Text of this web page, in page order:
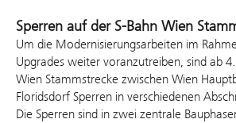
Sperren auf der S-Bahn Wien
Um die Modernisierungsarbeiten im
Upgrades weiter voranzutreiben, sind ab
Wien Stammstrecke zwischen Wien
Floridsdorf Sperren in verschiedenen
Die Sperren sind in zwei zentrale